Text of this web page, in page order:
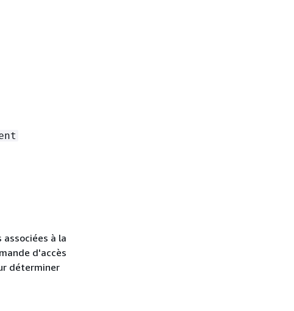
à la
d'accès
déterminer